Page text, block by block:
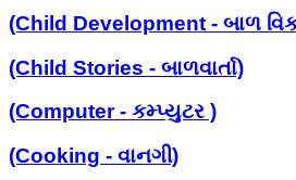
(Child Development - બાળ
(Child Stories - બાળવાર્તા)
(Computer - કમ્પ્યુટર )
(Cooking - વાનગી)